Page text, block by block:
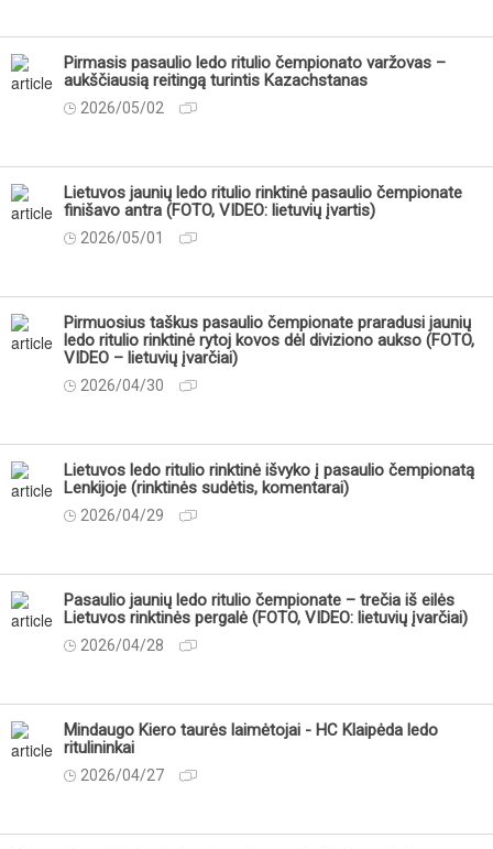
Pirmasis pasaulio ledo ritulio čempionato varžovas –
aukščiausią reitingą turintis Kazachstanas
2026/05/02
Lietuvos jaunių ledo ritulio rinktinė pasaulio čempionate
finišavo antra (FOTO, VIDEO: lietuvių įvartis)
2026/05/01
Pirmuosius taškus pasaulio čempionate praradusi jaunių
ledo ritulio rinktinė rytoj kovos dėl diviziono aukso (FOTO,
VIDEO – lietuvių įvarčiai)
2026/04/30
Lietuvos ledo ritulio rinktinė išvyko į pasaulio čempionatą
Lenkijoje (rinktinės sudėtis, komentarai)
2026/04/29
Pasaulio jaunių ledo ritulio čempionate – trečia iš eilės
Lietuvos rinktinės pergalė (FOTO, VIDEO: lietuvių įvarčiai)
2026/04/28
Mindaugo Kiero taurės laimėtojai - HC Klaipėda ledo
ritulininkai
2026/04/27